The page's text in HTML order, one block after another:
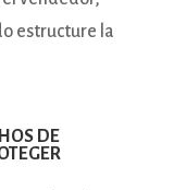
estructure la
DE